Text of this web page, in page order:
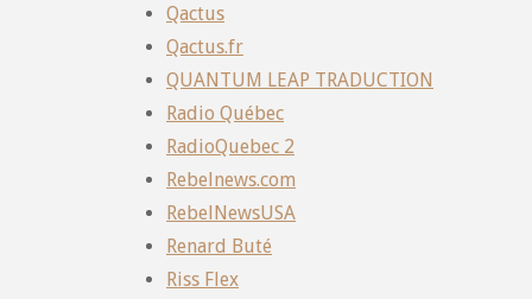
Qactus
Qactus.fr
QUANTUM LEAP TRADUCTION
Radio Québec
RadioQuebec 2
Rebelnews.com
RebelNewsUSA
Renard Buté
Riss Flex